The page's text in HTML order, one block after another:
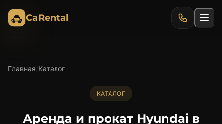
CaRental
Главная Каталог
КАТАЛОГ
Аренда и прокат Hyundai в